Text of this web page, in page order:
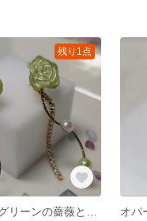
残り1点